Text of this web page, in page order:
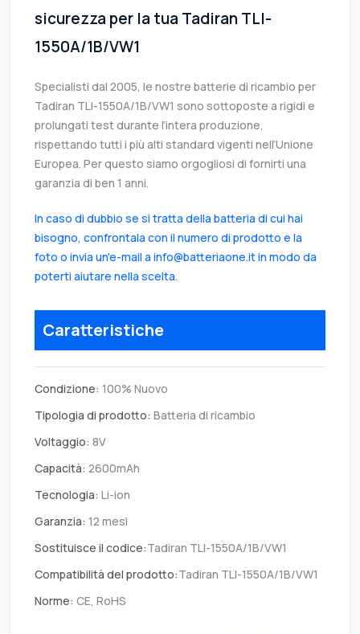
sicurezza per la tua Tadiran TLI-
1550A/1B/VW1
Specialisti dal 2005, le nostre batterie di ricambio per
Tadiran TLI-1550A/1B/VW1 sono sottoposte a rigidi e
prolungati test durante l’intera produzione,
rispettando tutti i più alti standard vigenti nell’Unione
Europea. Per questo siamo orgogliosi di fornirti una
garanzia di ben 1 anni.
In caso di dubbio se si tratta della batteria di cui hai
bisogno, confrontala con il numero di prodotto e la
foto o invia un'e-mail a info@batteriaone.it in modo da
poterti aiutare nella scelta.
Caratteristiche
Condizione: 100% Nuovo
Tipologia di prodotto: Batteria di ricambio
Voltaggio: 8V
Capacità: 2600mAh
Tecnologia: Li-ion
Garanzia: 12 mesi
Sostituisce il codice:Tadiran TLI-1550A/1B/VW1
Compatibilità del prodotto:Tadiran TLI-1550A/1B/VW1
Norme: CE, RoHS